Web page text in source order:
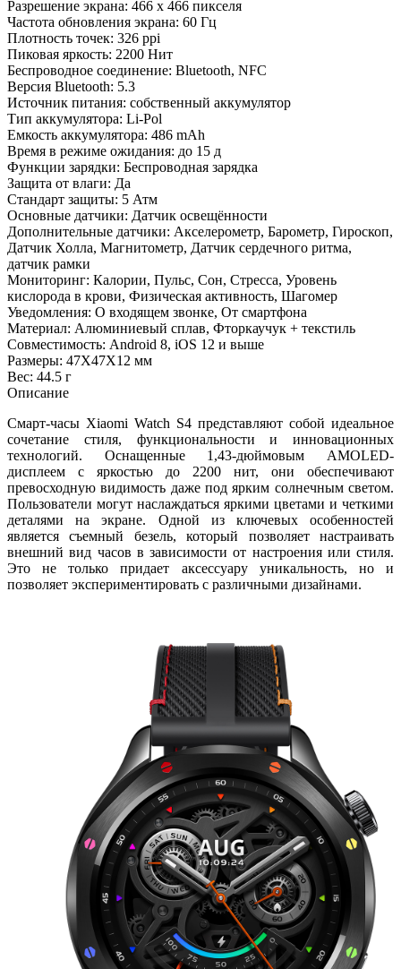
Разрешение экрана: 466 x 466 пикселя
Частота обновления экрана: 60 Гц
Плотность точек: 326 ppi
Пиковая яркость: 2200 Нит
Беспроводное соединение: Bluetooth, NFC
Версия Bluetooth: 5.3
Источник питания: собственный аккумулятор
Тип аккумулятора: Li-Pol
Емкость аккумулятора: 486 mAh
Время в режиме ожидания: до 15 д
Функции зарядки: Беспроводная зарядка
Защита от влаги: Да
Стандарт защиты: 5 Атм
Основные датчики: Датчик освещённости
Дополнительные датчики: Акселерометр, Барометр, Гироскоп,
Датчик Холла, Магнитометр, Датчик сердечного ритма,
датчик рамки
Мониторинг: Калории, Пульс, Сон, Стресса, Уровень
кислорода в крови, Физическая активность, Шагомер
Уведомления: О входящем звонке, От смартфона
Материал: Алюминиевый сплав, Фторкаучук + текстиль
Совместимость: Android 8, iOS 12 и выше
Размеры: 47X47X12 мм
Вес: 44.5 г
Описание
Смарт-часы Xiaomi Watch S4 представляют собой идеальное
сочетание стиля, функциональности и инновационных
технологий. Оснащенные 1,43-дюймовым AMOLED-
дисплеем с яркостью до 2200 нит, они обеспечивают
превосходную видимость даже под ярким солнечным светом.
Пользователи могут наслаждаться яркими цветами и четкими
деталями на экране. Одной из ключевых особенностей
является съемный безель, который позволяет настраивать
внешний вид часов в зависимости от настроения или стиля.
Это не только придает аксессуару уникальность, но и
позволяет экспериментировать с различными дизайнами.